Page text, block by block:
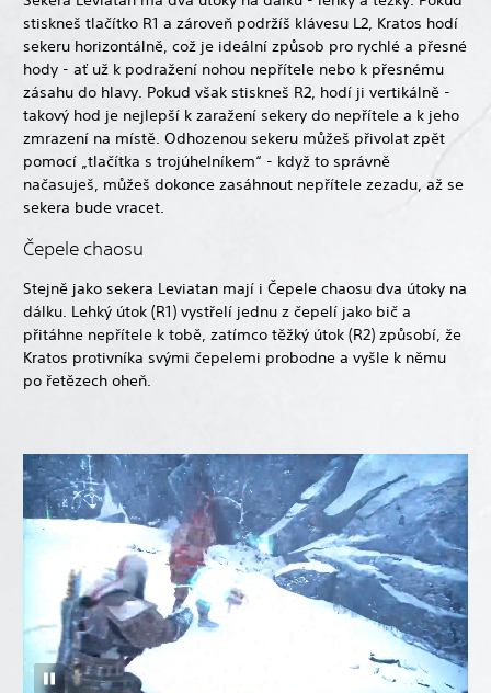
stiskneš tlačítko R1 a zároveň podržíš klávesu L2, Kratos hodí
sekeru horizontálně, což je ideální způsob pro rychlé a přesné
hody - ať už k podražení nohou nepřítele nebo k přesnému
zásahu do hlavy. Pokud však stiskneš R2, hodí ji vertikálně -
takový hod je nejlepší k zaražení sekery do nepřítele a k jeho
zmrazení na místě. Odhozenou sekeru můžeš přivolat zpět
pomocí „tlačítka s trojúhelníkem“ - když to správně
načasuješ, můžeš dokonce zasáhnout nepřítele zezadu, až se
sekera bude vracet.
Čepele chaosu
Stejně jako sekera Leviatan mají i Čepele chaosu dva útoky na
dálku. Lehký útok (R1) vystřelí jednu z čepelí jako bič a
přitáhne nepřítele k tobě, zatímco těžký útok (R2) způsobí, že
Kratos protivníka svými čepelemi probodne a vyšle k němu
po řetězech oheň.